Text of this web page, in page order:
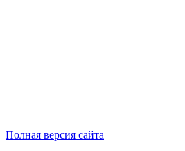
Полная версия сайта